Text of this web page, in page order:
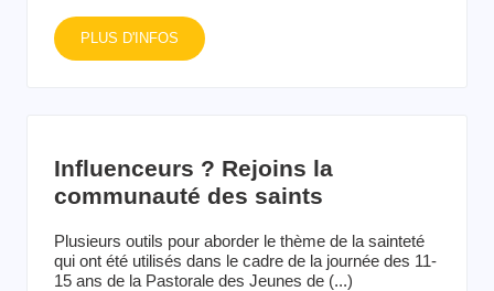
PLUS D'INFOS
Influenceurs ? Rejoins la
communauté des saints
Plusieurs outils pour aborder le thème de la sainteté
qui ont été utilisés dans le cadre de la journée des 11-
15 ans de la Pastorale des Jeunes de (...)